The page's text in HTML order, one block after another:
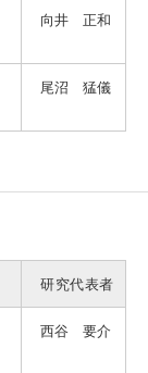
向井 正和
尾沼 猛儀
研究代表者
西谷 要介